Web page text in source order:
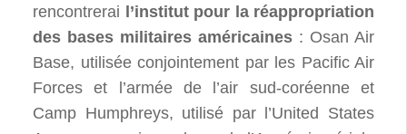
rencontrerai l’institut pour la réappropriation
des bases militaires américaines : Osan Air
Base, utilisée conjointement par les Pacific Air
Forces et l’armée de l’air sud-coréenne et
Camp Humphreys, utilisé par l’United States